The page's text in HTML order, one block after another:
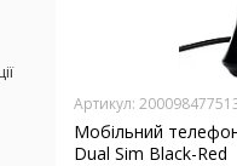
Мобільний
Dual Sim Black-Red